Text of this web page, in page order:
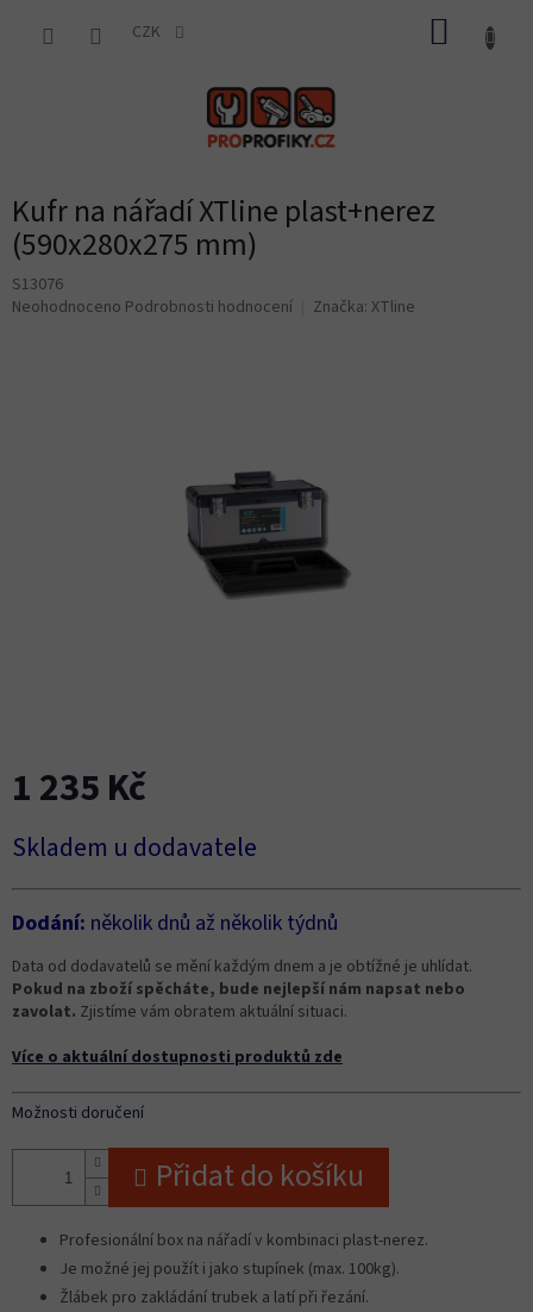
CZK
Kufr na nářadí XTline plast+nerez
(590x280x275 mm)
S13076
Průměrné
Neohodnoceno Podrobnosti hodnocení Značka: XTline
1 235 Kč
cena:
Skladem u dodavatele
Dodání: několik dnů až několik týdnů
Data od dodavatelů se mění každým dnem a je obtížné je uhlídat.
Pokud na zboží spěcháte, bude nejlepší nám napsat nebo
zavolat. Zjistíme vám obratem aktuální situaci.
Více o aktuální dostupnosti produktů zde
Možnosti doručení
Přidat do košíku
Profesionální box na nářadí v kombinaci plast-nerez.
Je možné jej použít i jako stupínek (max. 100kg).
Žlábek pro zakládání trubek a latí při řezání.